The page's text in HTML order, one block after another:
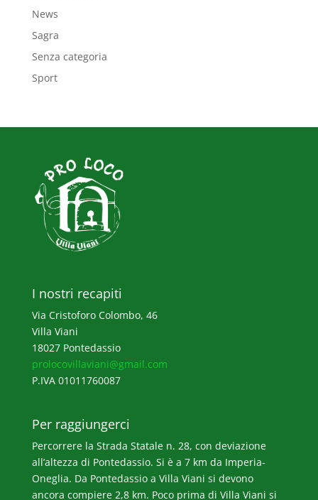
News
Sagra
Senza categoria
Sport
I nostri recapiti
Via Cristoforo Colombo, 46
Villa Viani
18027 Pontedassio
prolocovillaviani@gmail.com
P.IVA 01011760087
Per raggiungerci
Percorrere la Strada Statale n. 28, con deviazione
all’altezza di Pontedassio. Si è a 7 km da Imperia-
Oneglia. Da Pontedassio a Villa Viani si devono
ancora compiere 2,8 km. Poco prima di Villa Viani si